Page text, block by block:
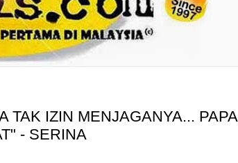
TAK IZIN MENJAGANYA... PAPA
- SERINA